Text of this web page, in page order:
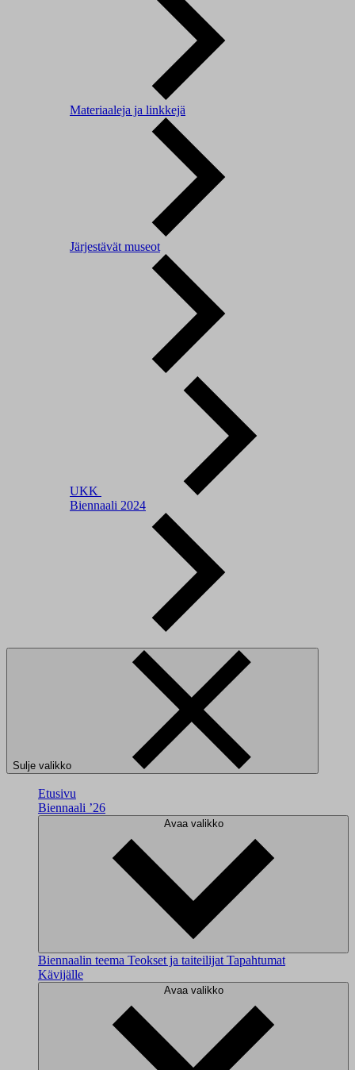
Materiaaleja ja linkkejä
Järjestävät museot
UKK
Biennaali 2024
Sulje valikko
Etusivu
Biennaali ’26
Avaa valikko
Biennaalin teema Teokset ja taiteilijat Tapahtumat
Kävijälle
Avaa valikko